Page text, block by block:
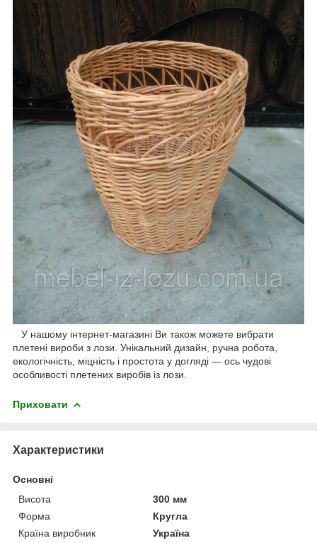
У нашому інтернет-магазині Ви також можете вибрати
плетені вироби з лози. Унікальний дизайн, ручна робота,
екологічність, міцність і простота у догляді — ось чудові
особливості плетених виробів із лози.
Приховати
Характеристики
Основні
Висота
300 мм
Форма
Кругла
Країна виробник
Україна